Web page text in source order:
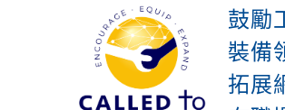
鼓勵
裝備
拓展